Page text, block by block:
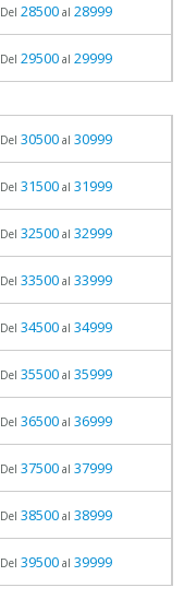
Del 28500al 28999
Del 29500al 29999
Del 30500al 30999
Del 31500al 31999
Del 32500al 32999
Del 33500al 33999
Del 34500al 34999
Del 35500al 35999
Del 36500al 36999
Del 37500al 37999
Del 38500al 38999
Del 39500al 39999